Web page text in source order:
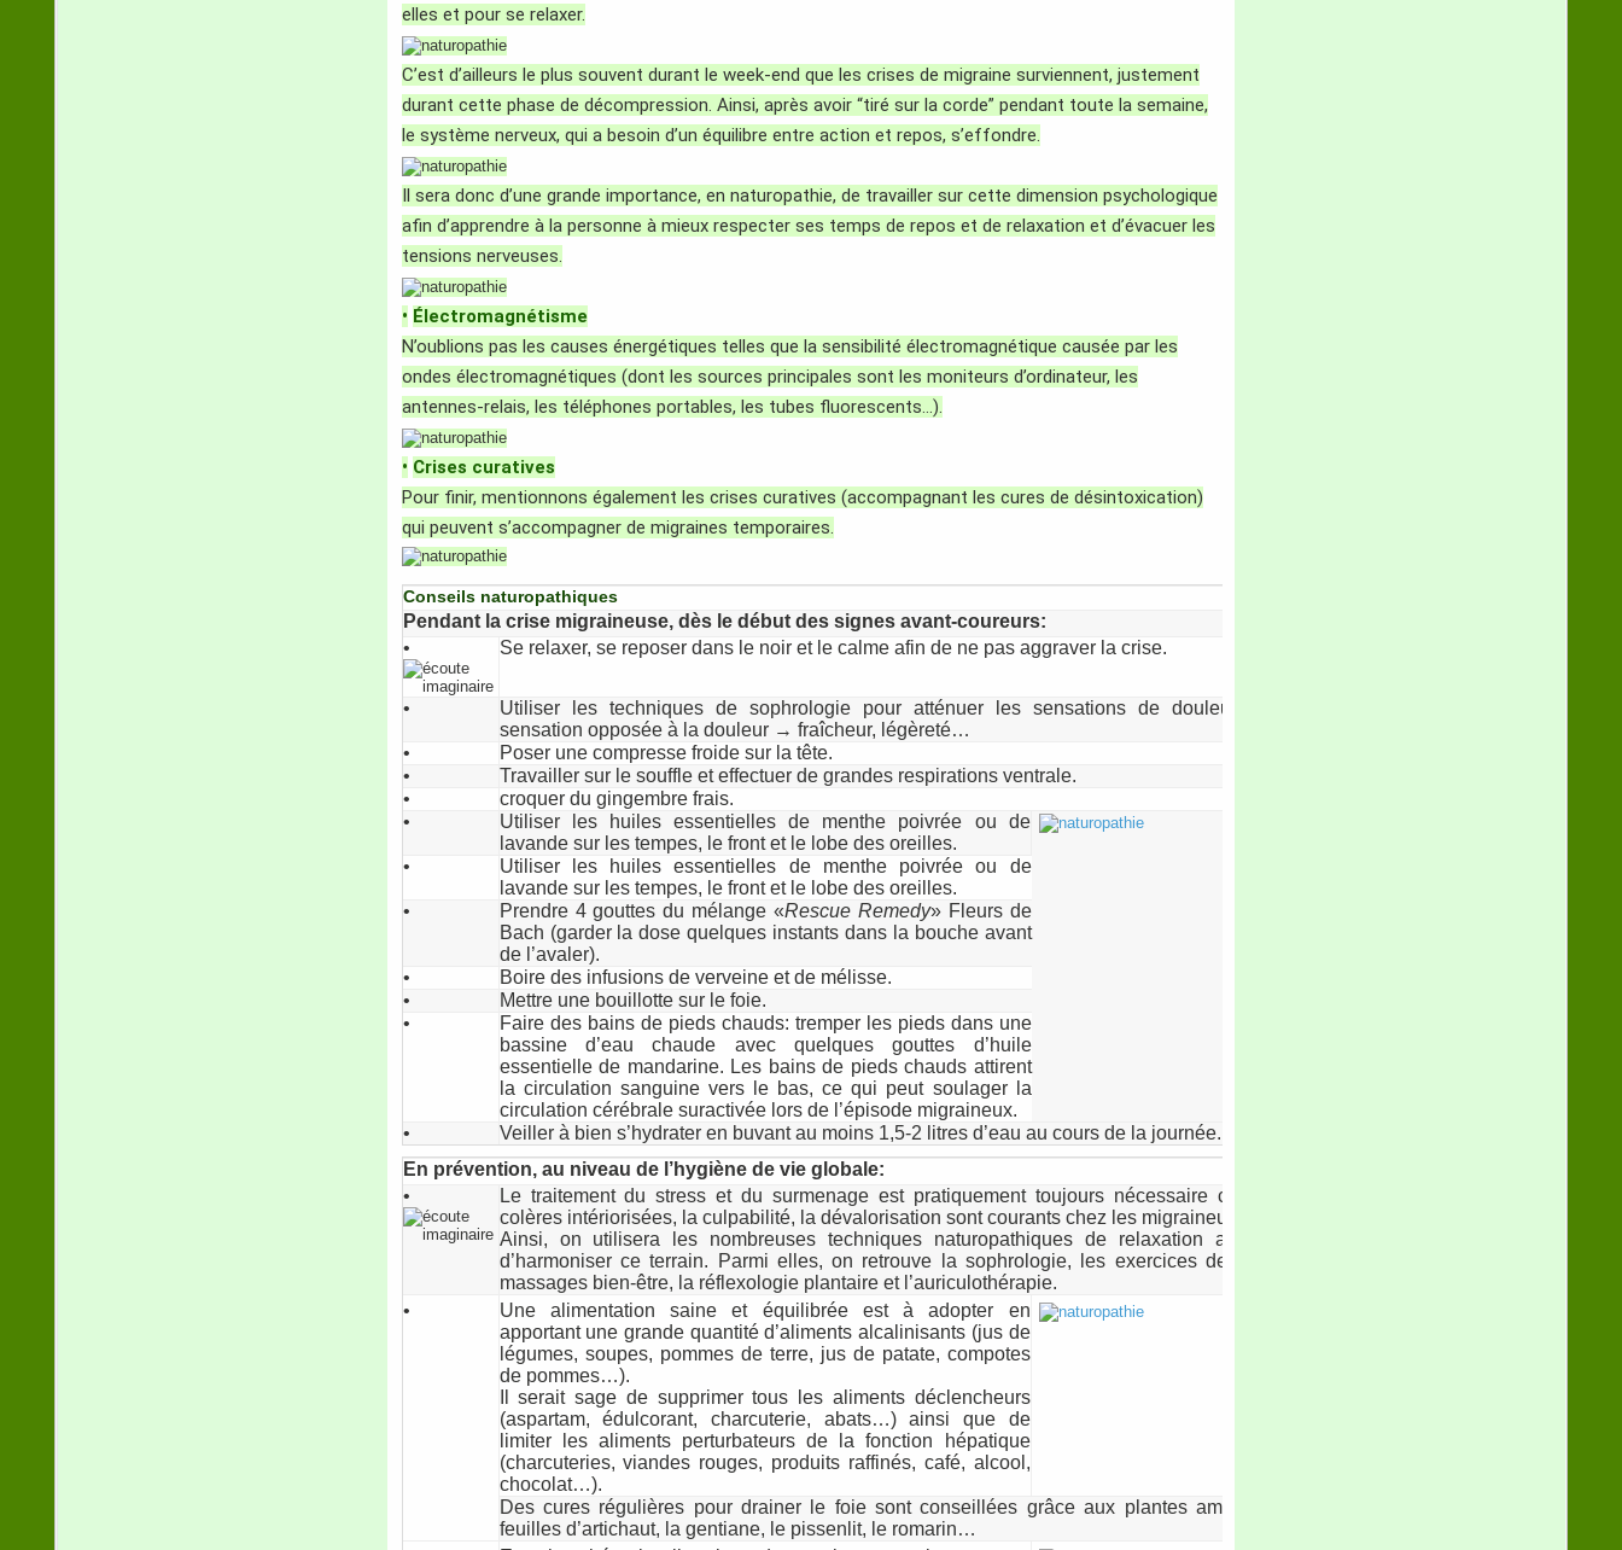
elles et pour se relaxer.
C’est d’ailleurs le plus souvent durant le week-end que les crises de migraine surviennent, justement
durant cette phase de décompression. Ainsi, après avoir “tiré sur la corde” pendant toute la semaine,
le système nerveux, qui a besoin d’un équilibre entre action et repos, s’effondre.
Il sera donc d’une grande importance, en naturopathie, de travailler sur cette dimension psychologique
afin d’apprendre à la personne à mieux respecter ses temps de repos et de relaxation et d’évacuer les
tensions nerveuses.
• Électromagnétisme
N’oublions pas les causes énergétiques telles que la sensibilité électromagnétique causée par les
ondes électromagnétiques (dont les sources principales sont les moniteurs d’ordinateur, les
antennes-relais, les téléphones portables, les tubes fluorescents…).
• Crises curatives
Pour finir, mentionnons également les crises curatives (accompagnant les cures de désintoxication)
qui peuvent s’accompagner de migraines temporaires.
Conseils naturopathiques
Pendant la crise migraineuse, dès le début des signes avant-coureurs:
•
Se relaxer, se reposer dans le noir et le calme afin de ne pas aggraver la crise.
•
Utiliser les techniques de sophrologie pour atténuer les sensations de douleurs: imaginer la
sensation opposée à la douleur → fraîcheur, légèreté…
•
Poser une compresse froide sur la tête.
•
Travailler sur le souffle et effectuer de grandes respirations ventrale.
•
croquer du gingembre frais.
•
Utiliser les huiles essentielles de menthe poivrée ou de
lavande sur les tempes, le front et le lobe des oreilles.
•
Utiliser les huiles essentielles de menthe poivrée ou de
lavande sur les tempes, le front et le lobe des oreilles.
•
Prendre 4 gouttes du mélange «Rescue Remedy» Fleurs de
Bach (garder la dose quelques instants dans la bouche avant
de l’avaler).
•
Boire des infusions de verveine et de mélisse.
•
Mettre une bouillotte sur le foie.
•
Faire des bains de pieds chauds: tremper les pieds dans une
bassine d’eau chaude avec quelques gouttes d’huile
essentielle de mandarine. Les bains de pieds chauds attirent
la circulation sanguine vers le bas, ce qui peut soulager la
circulation cérébrale suractivée lors de l’épisode migraineux.
•
Veiller à bien s’hydrater en buvant au moins 1,5-2 litres d’eau au cours de la journée.
En prévention, au niveau de l’hygiène de vie globale:
•
Le traitement du stress et du surmenage est pratiquement toujours nécessaire car l’anxiété, les
colères intériorisées, la culpabilité, la dévalorisation sont courants chez les migraineux.
Ainsi, on utilisera les nombreuses techniques naturopathiques de relaxation afin d’apaiser et
d’harmoniser ce terrain. Parmi elles, on retrouve la sophrologie, les exercices de respiration, les
massages bien-être, la réflexologie plantaire et l’auriculothérapie.
•
Une alimentation saine et équilibrée est à adopter en
apportant une grande quantité d’aliments alcalinisants (jus de
légumes, soupes, pommes de terre, jus de patate, compotes
de pommes…).
Il serait sage de supprimer tous les aliments déclencheurs
(aspartam, édulcorant, charcuterie, abats…) ainsi que de
limiter les aliments perturbateurs de la fonction hépatique
(charcuteries, viandes rouges, produits raffinés, café, alcool,
chocolat…).
Des cures régulières pour drainer le foie sont conseillées grâce aux plantes amères comme les
feuilles d’artichaut, la gentiane, le pissenlit, le romarin…